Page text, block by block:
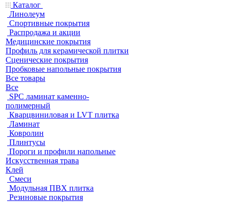
Каталог
Линолеум
Спортивные покрытия
Распродажа и акции
Медицинские покрытия
Профиль для керамической плитки
Сценические покрытия
Пробковые напольные покрытия
Все товары
Все
SPC ламинат каменно-
полимерный
Кварцвиниловая и LVT плитка
Ламинат
Ковролин
Плинтусы
Пороги и профили напольные
Искусственная трава
Клей
Смеси
Модульная ПВХ плитка
Резиновые покрытия